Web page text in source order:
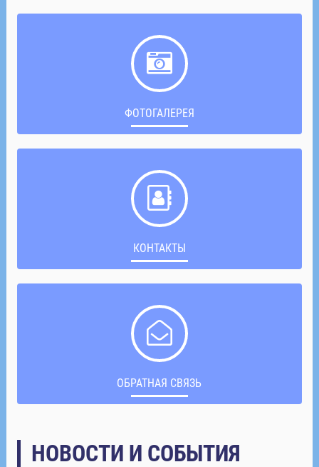
ФОТОГАЛЕРЕЯ
КОНТАКТЫ
ОБРАТНАЯ СВЯЗЬ
НОВОСТИ И СОБЫТИЯ